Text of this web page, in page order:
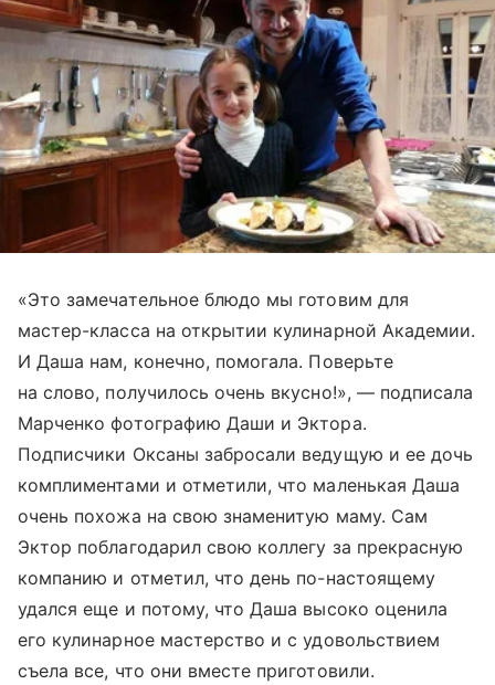
«Это замечательное блюдо мы готовим для
мастер-класса на открытии кулинарной Академии.
И Даша нам, конечно, помогала. Поверьте
на слово, получилось очень вкусно!», — подписала
Марченко фотографию Даши и Эктора.
Подписчики Оксаны забросали ведущую и ее дочь
комплиментами и отметили, что маленькая Даша
очень похожа на свою знаменитую маму. Сам
Эктор поблагодарил свою коллегу за прекрасную
компанию и отметил, что день по-настоящему
удался еще и потому, что Даша высоко оценила
его кулинарное мастерство и с удовольствием
съела все, что они вместе приготовили.